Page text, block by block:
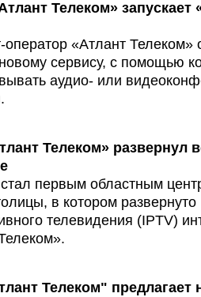
Телеком» запускает
оператор «Атлант Телеком»
сервису, с помощью
аудио- или
Телеком» развернул
первым областным
в котором
телевидения (IPTV)
Телеком"